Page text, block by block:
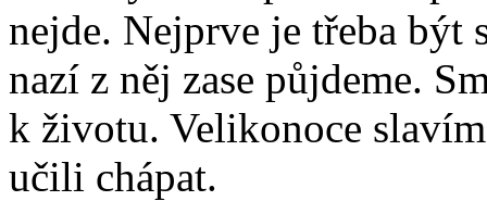
nejde. Nejprve je třeba být
nazí z něj zase půjdeme.
k životu. Velikonoce
učili chápat.